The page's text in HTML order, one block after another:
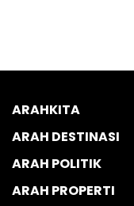
ARAHKITA
ARAH DESTINASI
ARAH POLITIK
ARAH PROPERTI